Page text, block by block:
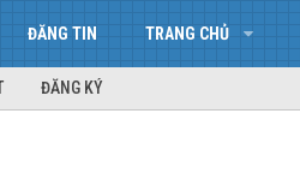
ĐĂNG TIN TRANG CHỦ
ĐĂNG KÝ